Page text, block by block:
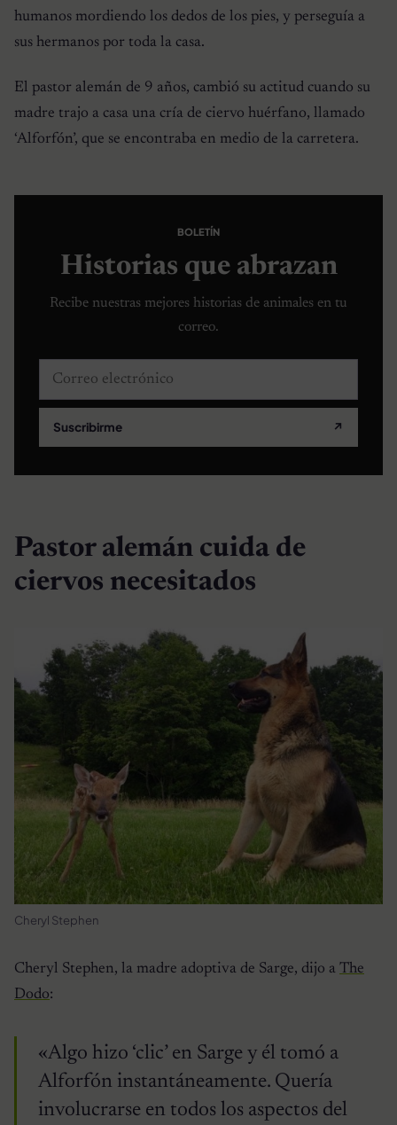
humanos mordiendo los dedos de los pies, y perseguía a
sus hermanos por toda la casa.
El pastor alemán de 9 años, cambió su actitud cuando su
madre trajo a casa una cría de ciervo huérfano, llamado
‘Alforfón’, que se encontraba en medio de la carretera.
BOLETÍN
Historias que abrazan
Recibe nuestras mejores historias de animales en tu
correo.
Correo electrónico
Suscribirme ↗
Pastor alemán cuida de
ciervos necesitados
Cheryl Stephen
Cheryl Stephen, la madre adoptiva de Sarge, dijo a The
Dodo:
«Algo hizo ‘clic’ en Sarge y él tomó a
Alforfón instantáneamente. Quería
involucrarse en todos los aspectos del